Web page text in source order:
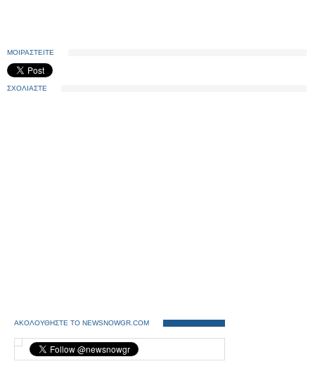
ΜΟΙΡΑΣΤΕΙΤΕ
ΣΧΟΛΙΑΣΤΕ
ΑΚΟΛΟΥΘΗΣΤΕ ΤΟ NEWSNOWGR.COM